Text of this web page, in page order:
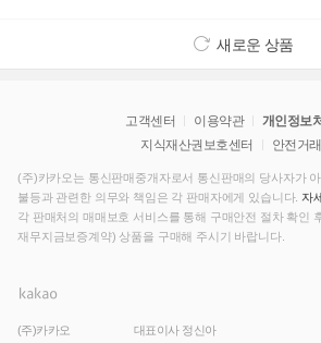
새로운 상품
고객센터 이용약관
개인정보
지식재산권보호센터
안전거
(주)카카오는 통신판매중개자로서 통신판매의 당사자가
불등과 관련한 의무와 책임은 각 판매자에게 있습니다. 자
각 판매처의 매매보호 서비스를 통해 구매안전 절차 확인
재무지금보증계약) 상품을 구매해 주시기 바랍니다.
(주)카카오 대표이사 정신아